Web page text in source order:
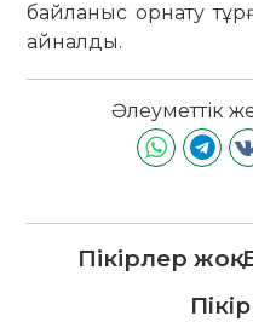
байланыс орнату
айналды.
Әлеуметтік
Пікірлер